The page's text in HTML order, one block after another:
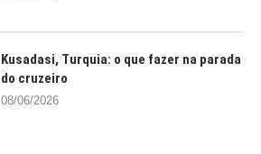
Kusadasi, Turquia: o que fazer na parada
do cruzeiro
08/06/2026